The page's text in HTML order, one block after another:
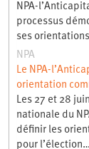
NPA-
processus
ses
NPA
Le NPA-
orientation
Les 27 et 28
nationale du
définir les
pour l’élection…